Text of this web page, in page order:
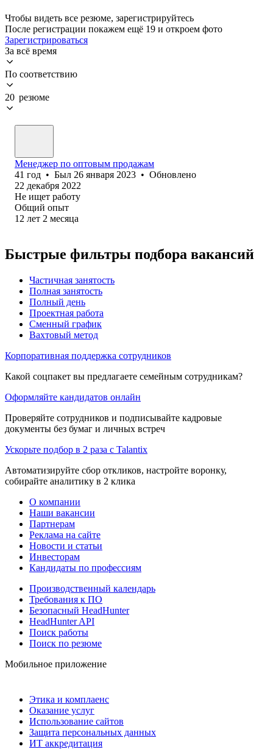
Чтобы видеть все резюме, зарегистрируйтесь
После регистрации покажем ещё 19 и откроем фото
Зарегистрироваться
За всё время
По соответствию
20 резюме
Менеджер по оптовым продажам
41 год • Был 26 января 2023 • Обновлено
22 декабря 2022
Не ищет работу
Общий опыт
12 лет 2 месяца
Быстрые фильтры подбора вакансий
Частичная занятость
Полная занятость
Полный день
Проектная работа
Сменный график
Вахтовый метод
Корпоративная поддержка сотрудников
Какой соцпакет вы предлагаете семейным сотрудникам?
Оформляйте кандидатов онлайн
Проверяйте сотрудников и подписывайте кадровые
документы без бумаг и личных встреч
Ускорьте подбор в 2 раза с Talantix
Автоматизируйте сбор откликов, настройте воронку,
собирайте аналитику в 2 клика
О компании
Наши вакансии
Партнерам
Реклама на сайте
Новости и статьи
Инвесторам
Кандидаты по профессиям
Производственный календарь
Требования к ПО
Безопасный HeadHunter
HeadHunter API
Поиск работы
Поиск по резюме
Мобильное приложение
Этика и комплаенс
Оказание услуг
Использование сайтов
Защита персональных данных
ИТ аккредитация